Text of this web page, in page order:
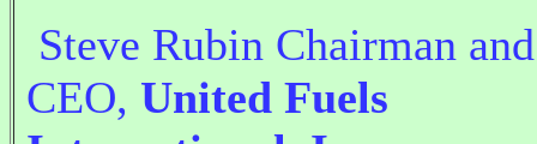
Steve Rubin Chairman and
CEO, United Fuels